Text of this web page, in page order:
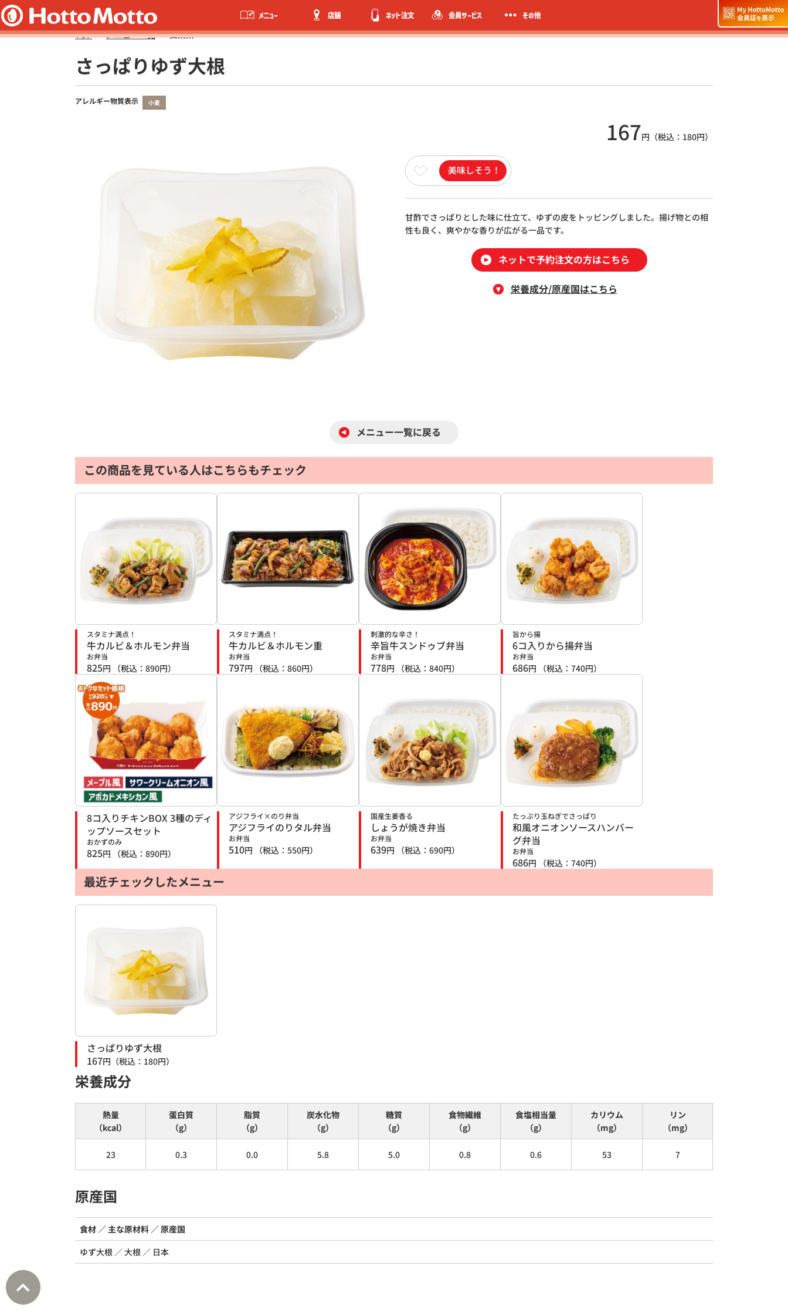
メニュー 店舗 ネット注文 会員サービス その他
TOP メニュー一覧 山梨県
さっぱりゆず大根
アレルギー物質表示 小麦
167円（税込： 180円）
美味しそう！
甘酢でさっぱりとした味に仕立て、ゆずの皮をトッピングしました。揚げ物との相
性も良く、爽やかな香りが広がる一品です。
ネットで予約注文の方はこちら
栄養成分/原産国はこちら
メニュー一覧に戻る
この商品を見ている人はこちらもチェック
スタミナ満点！
牛カルビ＆ホルモン弁当
お弁当
825円 （税込： 890円）
スタミナ満点！
牛カルビ＆ホルモン重
お弁当
797円 （税込： 860円）
刺激的な辛さ！
辛旨牛スンドゥブ弁当
お弁当
778円 （税込： 840円）
旨から揚
6コ入りから揚弁当
お弁当
686円 （税込： 740円）
8コ入りチキンBOX 3種のディ
ップソースセット
おかずのみ
825円 （税込： 890円）
アジフライ×のり弁当
アジフライのりタル弁当
お弁当
510円 （税込： 550円）
国産生姜香る
しょうが焼き弁当
お弁当
639円 （税込： 690円）
たっぷり玉ねぎでさっぱり
和風オニオンソースハンバー
グ弁当
お弁当
686円 （税込： 740円）
最近チェックしたメニュー
さっぱりゆず大根
167円 （税込： 180円）
栄養成分
熱量
（kcal）
23
蛋白質
（g）
0.3
脂質
（g）
0.0
炭水化物
（g）
5.8
糖質
（g）
5.0
食物繊維
（g）
0.8
食塩相当量
（g）
0.6
カリウム
（mg）
53
リン
（mg）
7
原産国
食材 主な原材料
原産国
ゆず大根
大根 日本